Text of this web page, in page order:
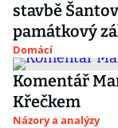
stavbě
památkový
Domácí
Komentář
Křečkem
Názory a analýzy